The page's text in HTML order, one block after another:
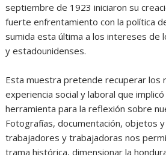
septiembre de 1923 iniciaron su
fuerte enfrentamiento con la política
sumida esta última a los intereses de
y estadounidenses.
Esta muestra pretende recuperar los
experiencia social y laboral que
herramienta para la reflexión sobre
Fotografías, documentación, objetos
trabajadores y trabajadoras nos
trama histórica, dimensionar la